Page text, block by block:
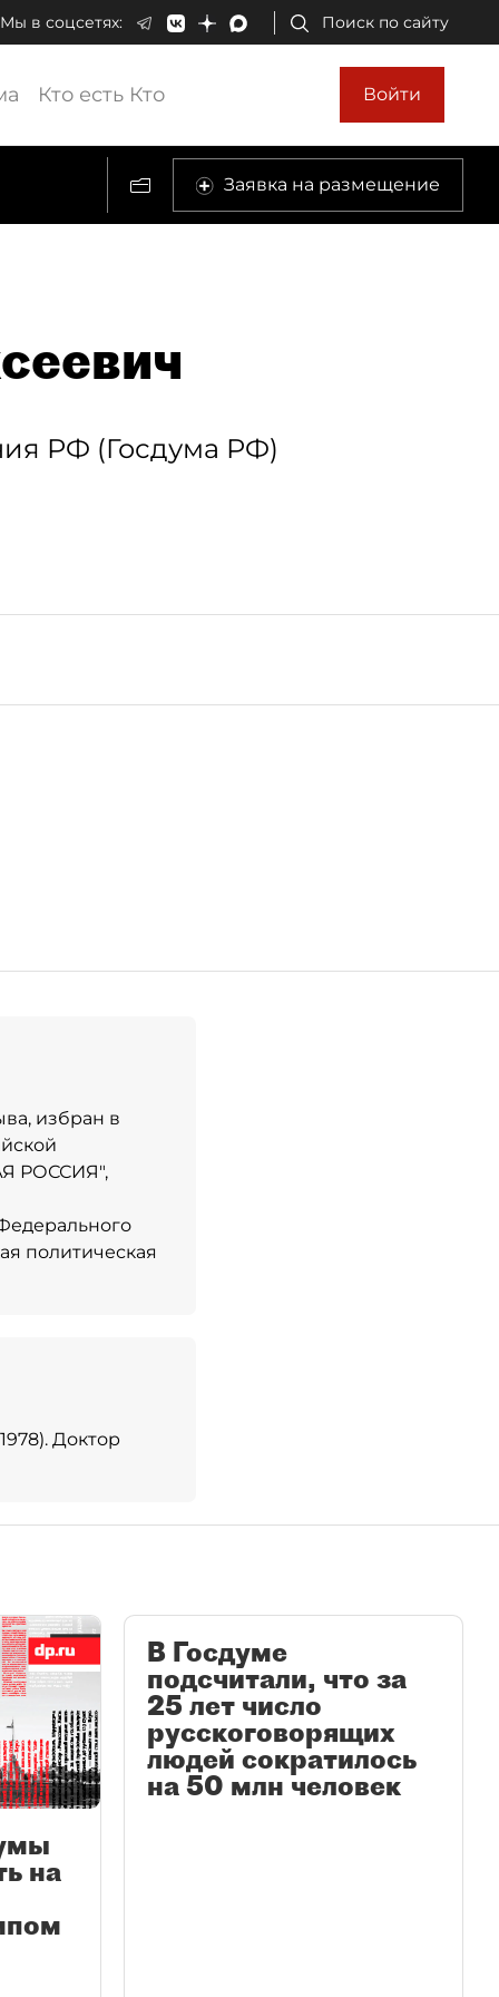
Мы в соцсетях: Поиск по сайту
Кто есть Кто Войти
Заявка на размещение
РФ (Госдума РФ)
избран в
РОССИЯ",
политическая
Доктор
на
В Госдуме
подсчитали, что за
25 лет число
русскоговорящих
людей сократилось
на 50 млн человек